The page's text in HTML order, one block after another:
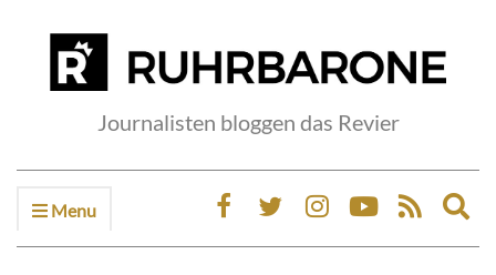
Journalisten bloggen das Revier
Menu